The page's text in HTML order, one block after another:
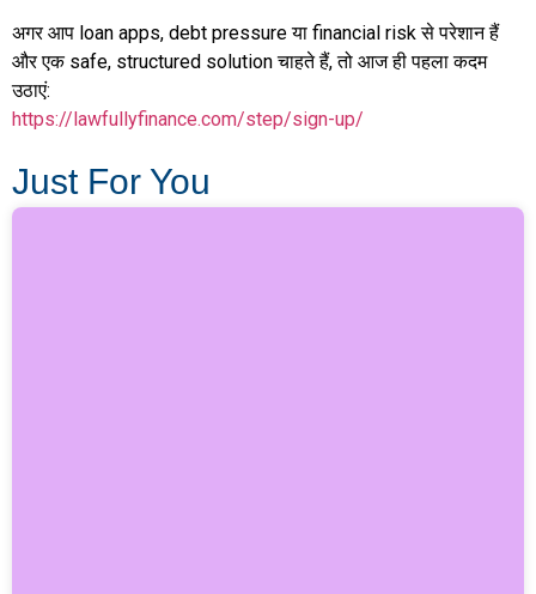
अगर आप loan apps, debt pressure या financial risk से परेशान हैं
और एक safe, structured solution चाहते हैं, तो आज ही पहला कदम
उठाएं:
https://lawfullyfinance.com/step/sign-up/
Just For You